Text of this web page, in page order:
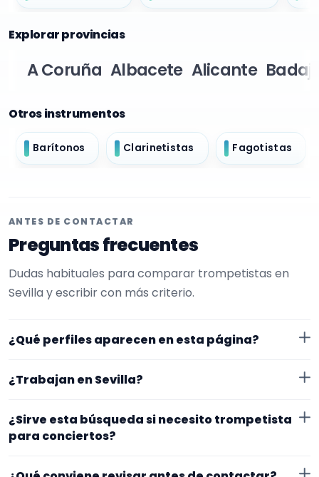
Explorar provincias
A Coruña Albacete Alicante
Otros instrumentos
Barítonos Clarinetistas Fagotistas
ANTES DE CONTACTAR
Preguntas frecuentes
Dudas habituales para comparar trompetistas en
Sevilla y escribir con más criterio.
¿Qué perfiles aparecen en esta página?
EncuentraMúsico. La selección está filtrada por
experiencia o disponibilidad para conciertos. Además,
la página se centra en perfiles que trabajan en Sevilla.
¿Trabajan en Sevilla?
en Sevilla. Aun así, conviene confirmar lugar exacto,
cerrar nada.
¿Sirve esta búsqueda si necesito trompetista
para conciertos?